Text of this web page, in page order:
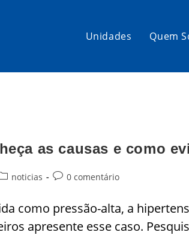
Unidades Quem
as causas e como
noticias 0 comentário
como pressão-alta, a
apresente esse caso.